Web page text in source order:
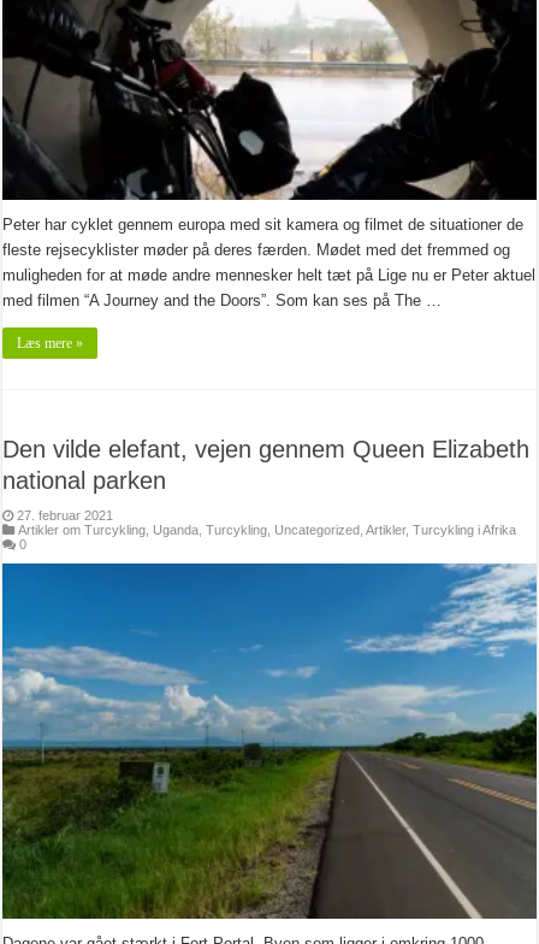
Peter har cyklet gennem europa med sit kamera og filmet de situationer de
fleste rejsecyklister møder på deres færden. Mødet med det fremmed og
muligheden for at møde andre mennesker helt tæt på Lige nu er Peter aktuel
med filmen “A Journey and the Doors”. Som kan ses på The …
Læs mere »
Den vilde elefant, vejen gennem Queen Elizabeth
national parken
27. februar 2021
Artikler om Turcykling
Uganda ,Turcykling Uncategorized ,Artikler,Turcykling i Afrika
0